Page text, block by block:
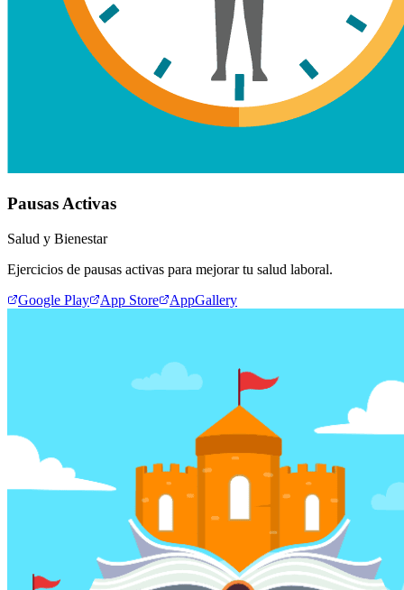
Pausas Activas
Salud y Bienestar
Ejercicios de pausas activas para mejorar tu salud laboral.
Google Play
App Store AppGallery